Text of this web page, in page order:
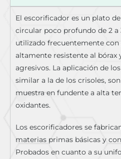
El escorificador es un plato
circular poco profundo de 2
utilizado frecuentemente
altamente resistente al bórax
agresivos. La aplicación de
similar a la de los crisoles,
muestra en fundente a alta
oxidantes.
Los escorificadores se
materias primas básicas y
Probados en cuanto a su